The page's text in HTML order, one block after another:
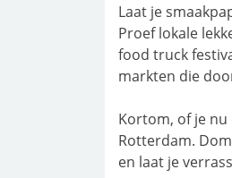
Laat je
Proef lokale
food truck
markten die
Kortom, of je nu
Rotterdam.
en laat je